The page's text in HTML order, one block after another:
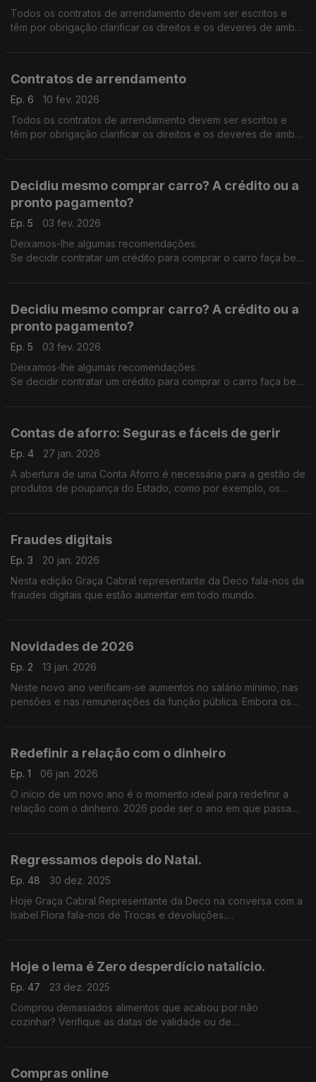
Todos os contratos de arrendamento devem ser escritos e
têm por obrigação clarificar os direitos e os deveres de ambas
Contratos de arrendamento
Ep. 6
10 fev. 2026
Todos os contratos de arrendamento devem ser escritos e
têm por obrigação clarificar os direitos e os deveres de ambas
arrendamento é um passo vital para o consumidor: informe-se
Decidiu mesmo comprar carro? A crédito ou a
pronto pagamento?
Ep. 5
03 fev. 2026
Deixamos-lhe algumas recomendações.
Se decidir contratar um crédito para comprar o carro faça bem
Decidiu mesmo comprar carro? A crédito ou a
pronto pagamento?
Ep. 5
03 fev. 2026
Deixamos-lhe algumas recomendações.
Se decidir contratar um crédito para comprar o carro faça bem
Contas de aforro: Seguras e fáceis de gerir
Ep. 4
27 jan. 2026
A abertura de uma Conta Aforro é necessária para a gestão de
produtos de poupança do Estado, como por exemplo, os
Fraudes digitais
Ep. 3
20 jan. 2026
Nesta edição Graça Cabral representante da Deco fala-nos da
fraudes digitais que estão aumentar em todo mundo.
Novidades de 2026
Ep. 2
13 jan. 2026
Neste novo ano verificam-se aumentos no salário mínimo, nas
pensões e nas remunerações da função pública. Embora os
Redefinir a relação com o dinheiro
Ep. 1
06 jan. 2026
O início de um novo ano é o momento ideal para redefinir a
relação com o dinheiro. 2026 pode ser o ano em que passa
Regressamos depois do Natal.
Ep. 48
30 dez. 2025
Hoje Graça Cabral Representante da Deco na conversa com a
Isabel Flora fala-nos de Trocas e devoluções.
Hoje o lema é Zero desperdício natalício.
Ep. 47
23 dez. 2025
Comprou demasiados alimentos que acabou por não
cozinhar? Verifique as datas de validade ou de
Compras online